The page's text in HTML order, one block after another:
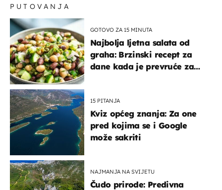
PUTOVANJA
GOTOVO ZA 15 MINUTA
Najbolja ljetna salata od
graha: Brzinski recept za
dane kada je prevruće za
15 PITANJA
Kviz općeg znanja: Za one
pred kojima se i Google
može sakriti
NAJMANJA NA SVIJETU
Čudo prirode: Predivna